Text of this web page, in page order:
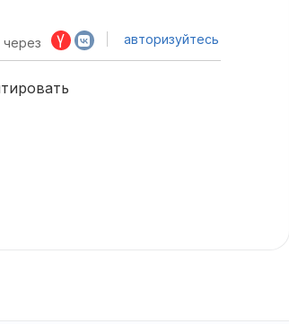
через авторизуйтесь